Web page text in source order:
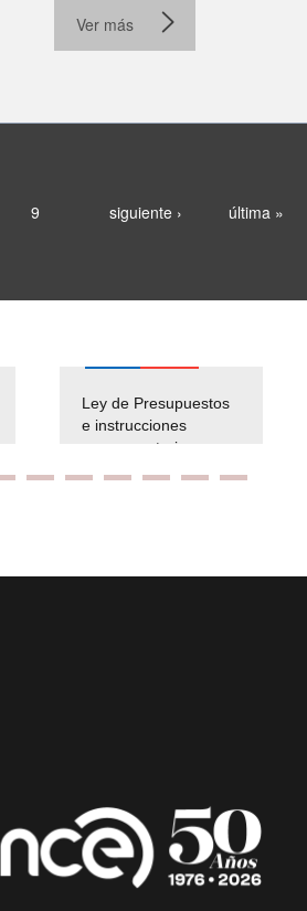
Ver más
9 siguiente › última »
Ley de Presupuestos
e instrucciones
presuspuetarias